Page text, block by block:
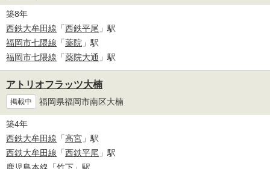
築8年
西鉄大牟田線 「西鉄平尾 」駅
福岡市七隈線 「薬院 」駅
福岡市七隈線 「薬院大通 」駅
アトリオフラッツ大楠
掲載中 福岡県福岡市南区大楠
築4年
西鉄大牟田線 「高宮 」駅
西鉄大牟田線 「西鉄平尾 」駅